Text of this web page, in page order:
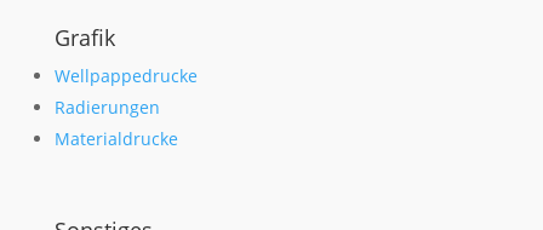
Grafik
Wellpappedrucke
Radierungen
Materialdrucke